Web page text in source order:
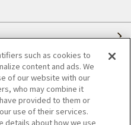
討の方へ
such as cookies to
content and ads. We
of our website with our
who may combine it
provided to them or
use of their services.
details about how we use